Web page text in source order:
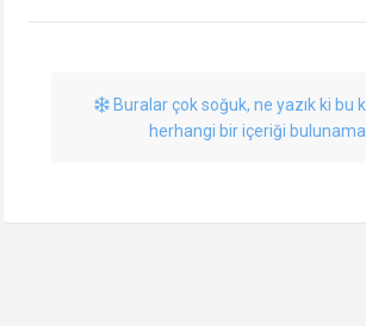
Buralar çok soğuk, ne yazık ki bu
herhangi bir içeriği